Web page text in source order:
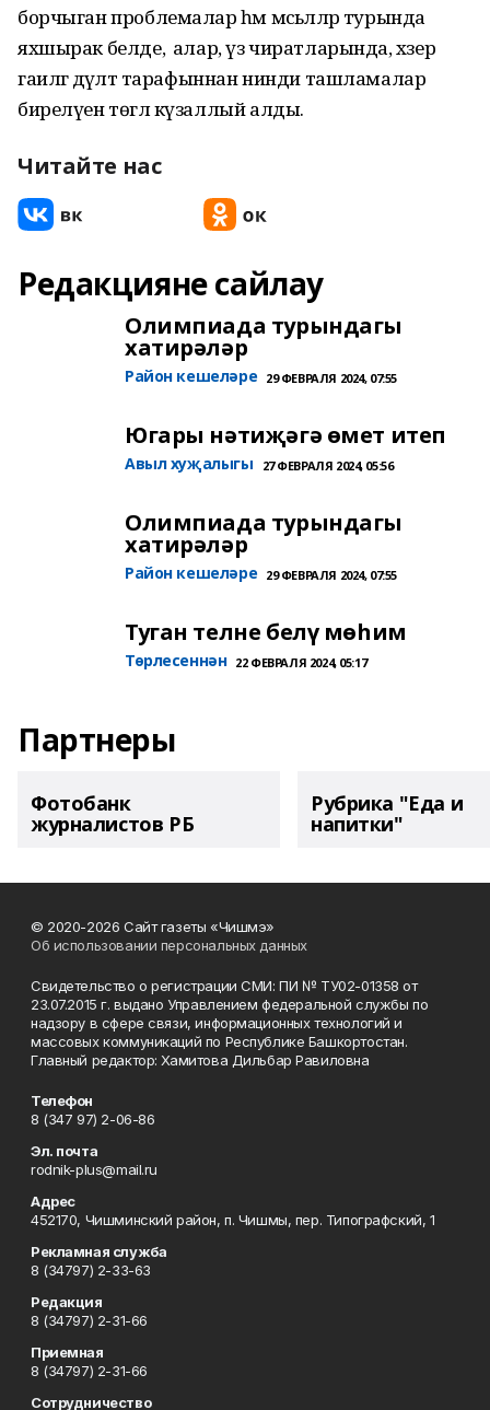
борчыган проблемалар һәм мәсьәләләр турында
яхшырак белде, ә алар, үз чиратларында, хәзер
гаиләгә дәүләт тарафыннан нинди ташламалар
бирелүен төгәл күзаллый алды.
Читайте нас
Редакцияне сайлау
Олимпиада турындагы
хатирәләр
Район кешеләре 29 ФЕВРАЛЯ 2024, 07:55
Югары нәтиҗәгә өмет итеп
Авыл хуҗалыгы 27 ФЕВРАЛЯ 2024, 05:56
Олимпиада турындагы
хатирәләр
Район кешеләре 29 ФЕВРАЛЯ 2024, 07:55
Туган телне белү мөһим
Төрлесеннән 22 ФЕВРАЛЯ 2024, 05:17
Партнеры
Фотобанк
журналистов РБ
Рубрика "Еда и
напитки"
© 2020-2026 Сайт газеты «Чишмэ»
Об использовании персональных данных
Свидетельство о регистрации СМИ: ПИ № ТУ02-01358 от
23.07.2015 г. выдано Управлением федеральной службы по
надзору в сфере связи, информационных технологий и
массовых коммуникаций по Республике Башкортостан.
Главный редактор: Хамитова Дильбар Равиловна
Телефон
8 (347 97) 2-06-86
Эл. почта
rodnik-plus@mail.ru
Адрес
452170, Чишминский район, п. Чишмы, пер. Типографский, 1
Рекламная служба
8 (34797) 2-33-63
Редакция
8 (34797) 2-31-66
Приемная
8 (34797) 2-31-66
Сотрудничество